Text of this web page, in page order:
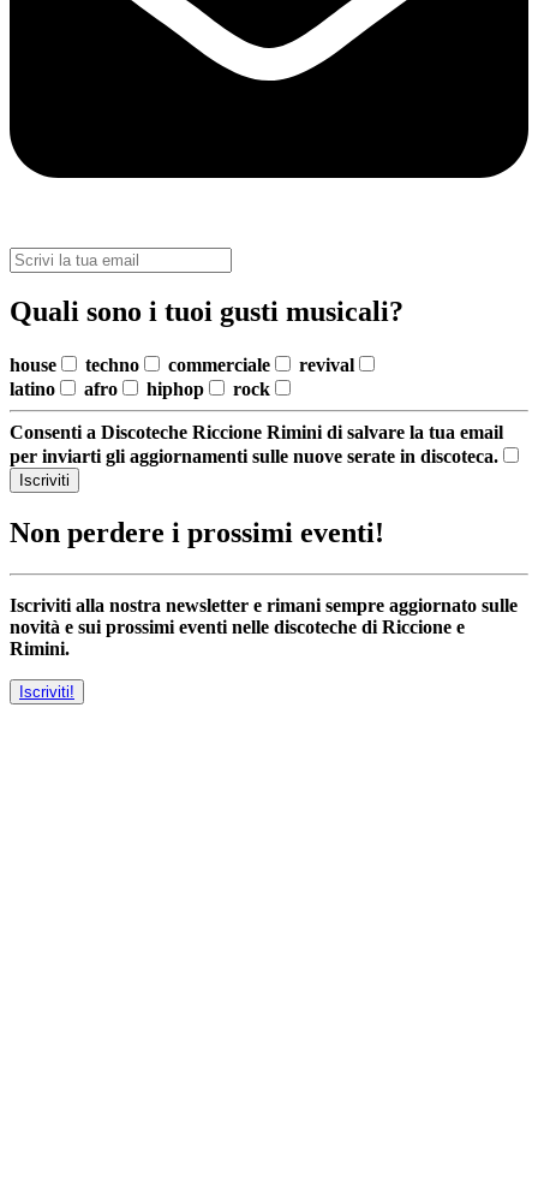
Quali sono i tuoi gusti musicali?
house techno commerciale
revival
latino
afro hiphop rock
Consenti a Discoteche Riccione Rimini di salvare la tua email
per inviarti gli aggiornamenti sulle nuove serate in discoteca.
Iscriviti
Non perdere i prossimi eventi!
Iscriviti alla nostra newsletter e rimani sempre aggiornato sulle
novità e sui prossimi eventi nelle discoteche di Riccione e
Rimini.
Iscriviti!